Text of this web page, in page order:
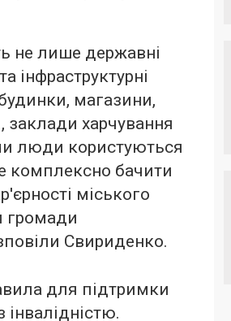
не лише державні
інфраструктурні
магазини,
заклади харчування
люди користуються
бачити
міського
громади
Свириденко.
для підтримки